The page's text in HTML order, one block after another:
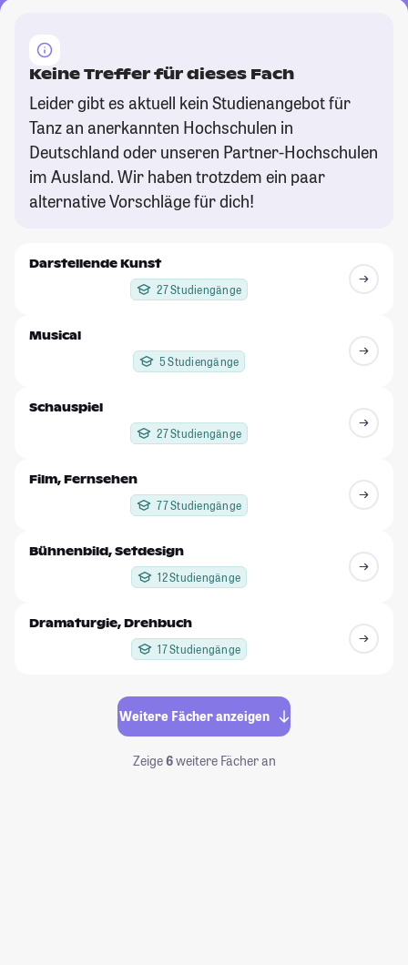
Keine Treffer für dieses Fach
Leider gibt es aktuell kein Studienangebot für
Tanz an anerkannten Hochschulen in
Deutschland oder unseren Partner-Hochschulen
im Ausland. Wir haben trotzdem ein paar
alternative Vorschläge für dich!
Darstellende Kunst
27 Studiengänge
Musical
5 Studiengänge
Schauspiel
27 Studiengänge
Film, Fernsehen
77 Studiengänge
Bühnenbild, Setdesign
12 Studiengänge
Dramaturgie, Drehbuch
17 Studiengänge
Weitere Fächer anzeigen
Zeige6weitere Fächer an